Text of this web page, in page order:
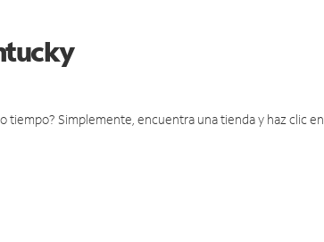
tiempo? Simplemente, encuentra una tienda y haz clic